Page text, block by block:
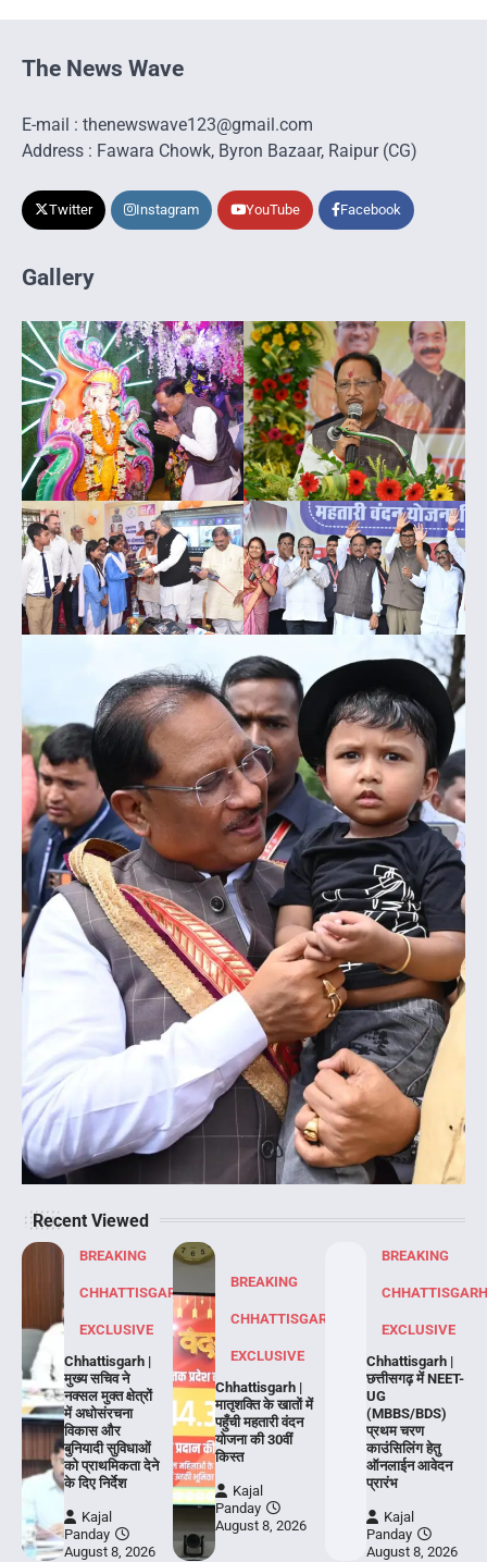
The News Wave
E-mail : thenewswave123@gmail.com
Address : Fawara Chowk, Byron Bazaar, Raipur (CG)
Twitter Instagram YouTube Facebook
Gallery
Recent Viewed
BREAKING
CHHATTISGARH
EXCLUSIVE
Chhattisgarh |
मुख्य सचिव ने
नक्सल मुक्त क्षेत्रों
में अधोसंरचना
विकास और
बुनियादी सुविधाओं
को प्राथमिकता देने
के दिए निर्देश
Kajal
Panday
August 8, 2026
BREAKING
CHHATTISGARH
EXCLUSIVE
Chhattisgarh |
मातृशक्ति के खातों में
पहुँची महतारी वंदन
योजना की 30वीं
किस्त
Kajal
Panday
August 8, 2026
BREAKING
EXCLUSIVE
Chhattisgarh |
छत्तीसगढ़ में NEET-
UG
(MBBS/BDS)
प्रथम चरण
काउंसिलिंग हेतु
ऑनलाईन आवेदन
प्रारंभ
Kajal
Panday
August 8, 2026